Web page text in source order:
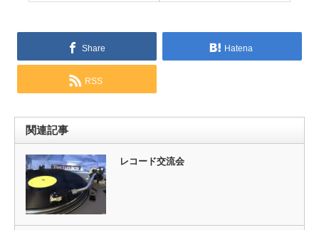
Share Hatena
RSS
関連記事
レコード交流会